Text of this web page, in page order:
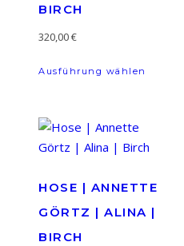
BIRCH
320,00€
Ausführung wählen
Die
können
HOSE | ANNETTE
GÖRTZ | ALINA |
BIRCH